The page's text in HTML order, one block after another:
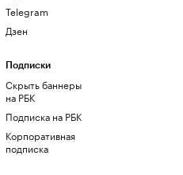
Telegram
Дзен
Подписки
Скрыть баннеры
на РБК
Подписка на РБК
Корпоративная
подписка